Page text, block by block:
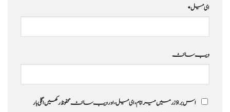
ای میل*
ویب‌ سائٹ
اس براؤزر میں میرا نام، ای میل، اور ویب سائٹ محفوظ رکھیں اگلی بار